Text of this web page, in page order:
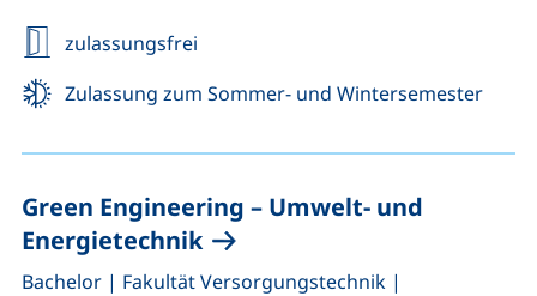
zulassungsfrei
Zulassung zum Sommer- und Wintersemester
Green Engineering – Umwelt- und
Energietechnik
Bachelor, | Fakultät Versorgungstechnik |